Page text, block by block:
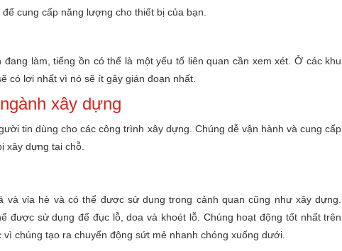
cung cấp năng lượng cho thiết bị của bạn.
làm, tiếng ồn có thể là một yếu tố liên quan cần xem xét. Ở các khu
có lợi nhất vì nó sẽ ít gây gián đoạn nhất.
xây dựng
tin dùng cho các công trình xây dựng. Chúng dễ vận hành và cung cấp
xây dựng tại chỗ.
vỉa hè và có thể được sử dụng trong cảnh quan cũng như xây dựng.
được sử dụng để đục lỗ, doa và khoét lỗ. Chúng hoạt động tốt nhất trên
chúng tạo ra chuyển động sứt mẻ nhanh chóng xuống dưới.